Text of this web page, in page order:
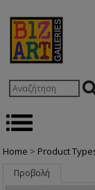
Home > Product
Προβολή